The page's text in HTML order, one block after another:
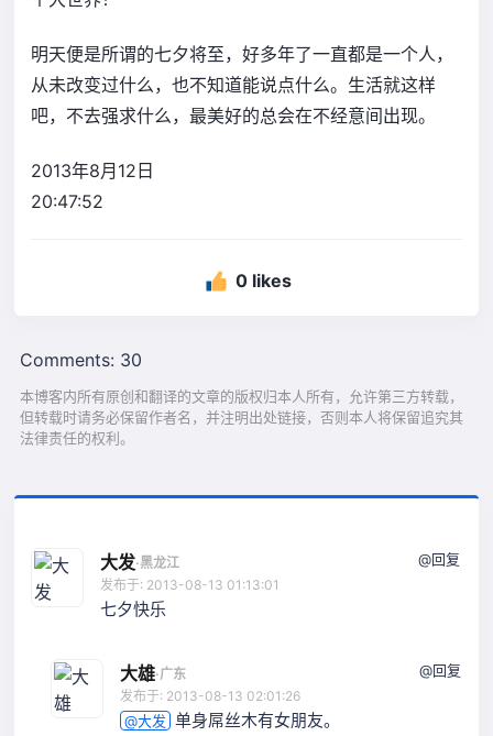
明天便是所谓的七夕将至，好多年了一直都是一个人，
从未改变过什么，也不知道能说点什么。生活就这样
吧，不去强求什么，最美好的总会在不经意间出现。
2013年8月12日
20:47:52
0 likes
Comments: 30
本博客内所有原创和翻译的文章的版权归本人所有，允许第三方转载，
但转载时请务必保留作者名，并注明出处链接，否则本人将保留追究其
法律责任的权利。
大发·黑龙江
发布于: 2013-08-13 01:13:01
七夕快乐
@回复
大雄·广东
发布于: 2013-08-13 02:01:26
@大发 单身屌丝木有女朋友。
@回复